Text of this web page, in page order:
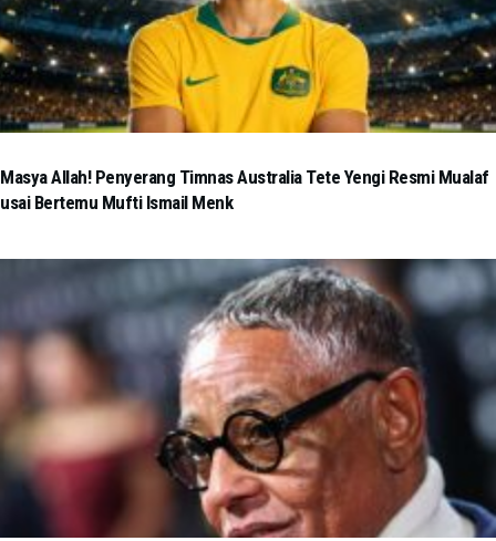
Masya Allah! Penyerang Timnas Australia Tete Yengi Resmi Mualaf
usai Bertemu Mufti Ismail Menk